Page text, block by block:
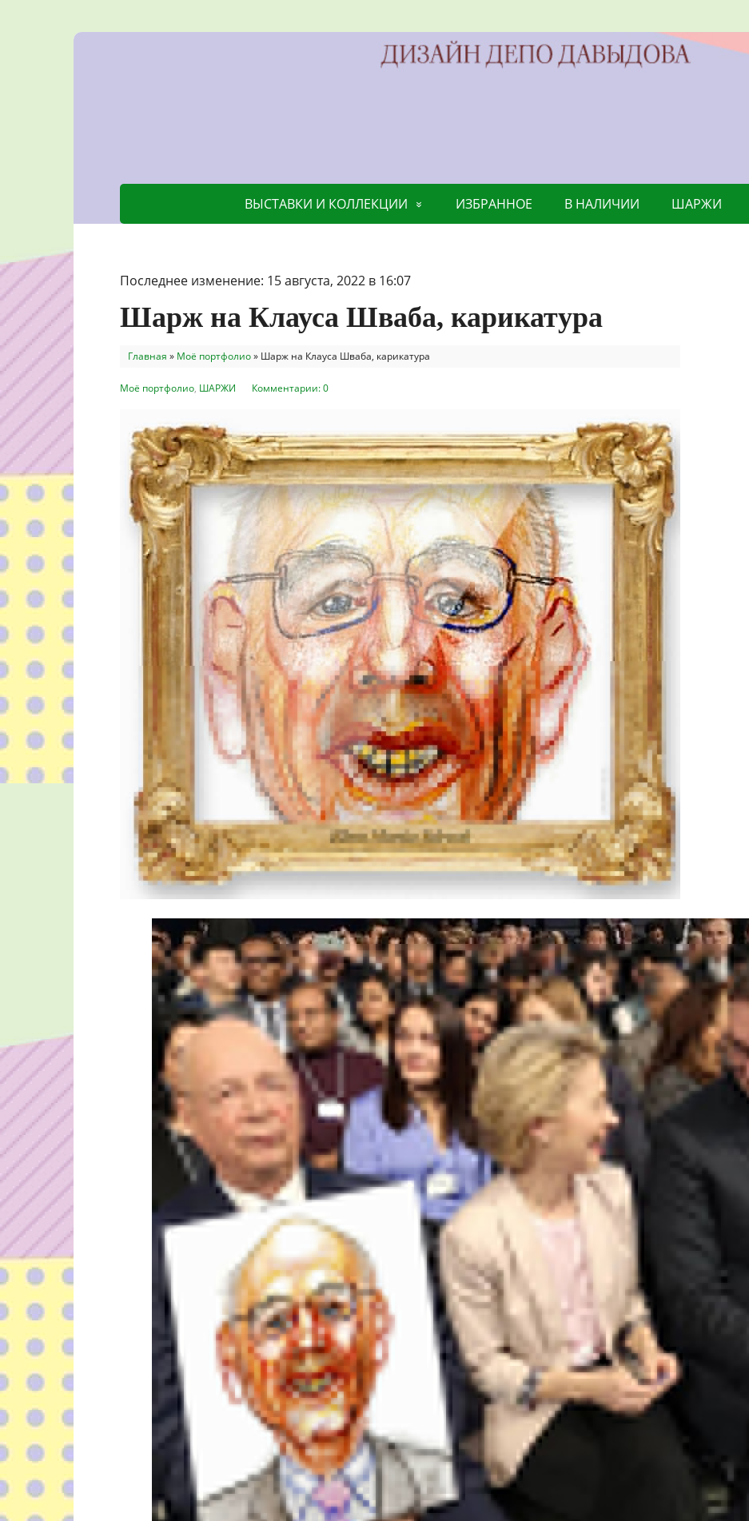
ВЫСТАВКИ И КОЛЛЕКЦИИ ИЗБРАННОЕ В НАЛИЧИИ ШАРЖИ
Последнее изменение: 15 августа, 2022 в 16:07
Шарж на Клауса Шваба, карикатура
Главная » Моё портфолио» Шарж на Клауса Шваба, карикатура
Моё портфолио, ШАРЖИ Комментарии: 0